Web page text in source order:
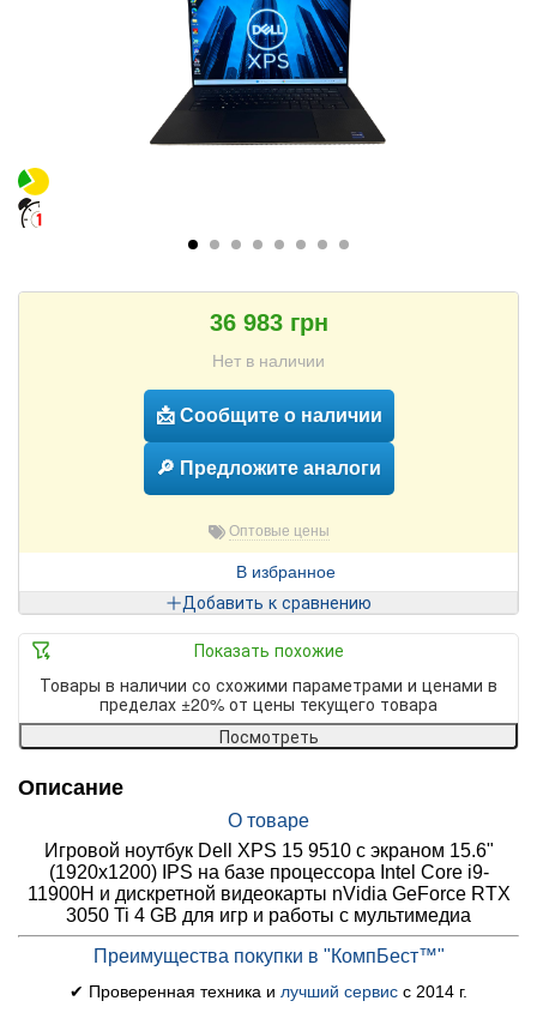
36 983 грн
Нет в наличии
📩 Сообщите о наличии
🔎 Предложите аналоги
Оптовые цены
В избранное
Добавить к сравнению
Показать похожие
Товары в наличии со схожими параметрами и ценами в
пределах ±20% от цены текущего товара
Посмотреть
Описание
О товаре
Игровой ноутбук Dell XPS 15 9510 с экраном 15.6"
(1920x1200) IPS на базе процессора Intel Core i9-
11900H и дискретной видеокарты nVidia GeForce RTX
3050 Ti 4 GB для игр и работы с мультимедиа
Преимущества покупки в "КомпБест™"
✔ Проверенная техника и лучший сервис с 2014 г.